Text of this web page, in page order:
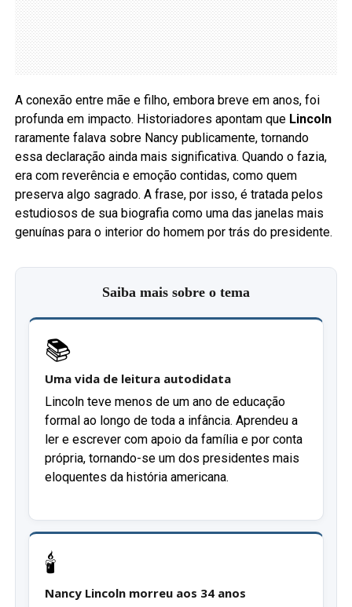
A conexão entre mãe e filho, embora breve em anos, foi
profunda em impacto. Historiadores apontam que Lincoln
raramente falava sobre Nancy publicamente, tornando
essa declaração ainda mais significativa. Quando o fazia,
era com reverência e emoção contidas, como quem
preserva algo sagrado. A frase, por isso, é tratada pelos
estudiosos de sua biografia como uma das janelas mais
genuínas para o interior do homem por trás do presidente.
Saiba mais sobre o tema
📚
Uma vida de leitura autodidata
Lincoln teve menos de um ano de educação
formal ao longo de toda a infância. Aprendeu a
ler e escrever com apoio da família e por conta
própria, tornando-se um dos presidentes mais
eloquentes da história americana.
🕯️
Nancy Lincoln morreu aos 34 anos